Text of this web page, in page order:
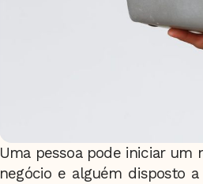
Uma pessoa pode iniciar um
negócio e alguém disposto